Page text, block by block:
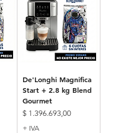
De'Longhi Magnifica
Start + 2.8 kg Blend
Gourmet
Precio
$ 1.396.693,00
+ IVA